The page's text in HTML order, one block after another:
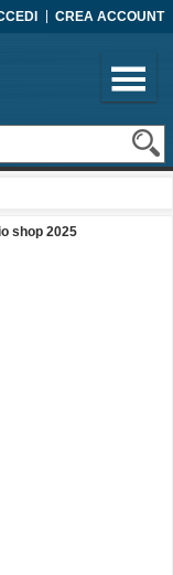
CREA ACCOUNT
shop 2025